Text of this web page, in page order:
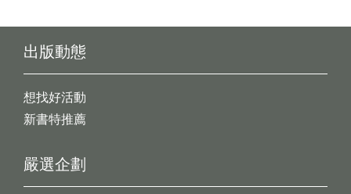
出版動態
想找好活動
新書特推薦
嚴選企劃